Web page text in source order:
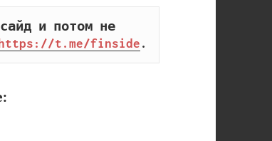
и потом не
https://t.me/finside .